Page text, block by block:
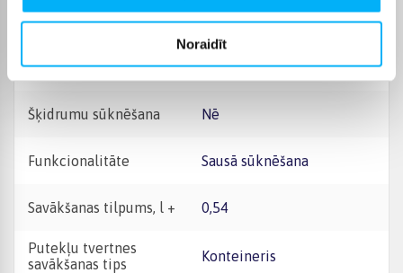
Noraidīt
Darbības laiks ar pilnu
uzlādi, līdz, min.
60
Pašattīrīšanās stacija Nē
Šķidrumu sūknēšana Nē
Funkcionalitāte Sausā sūknēšana
Savākšanas tilpums, l + 0,54
Putekļu tvertnes
savākšanas tips
Konteineris